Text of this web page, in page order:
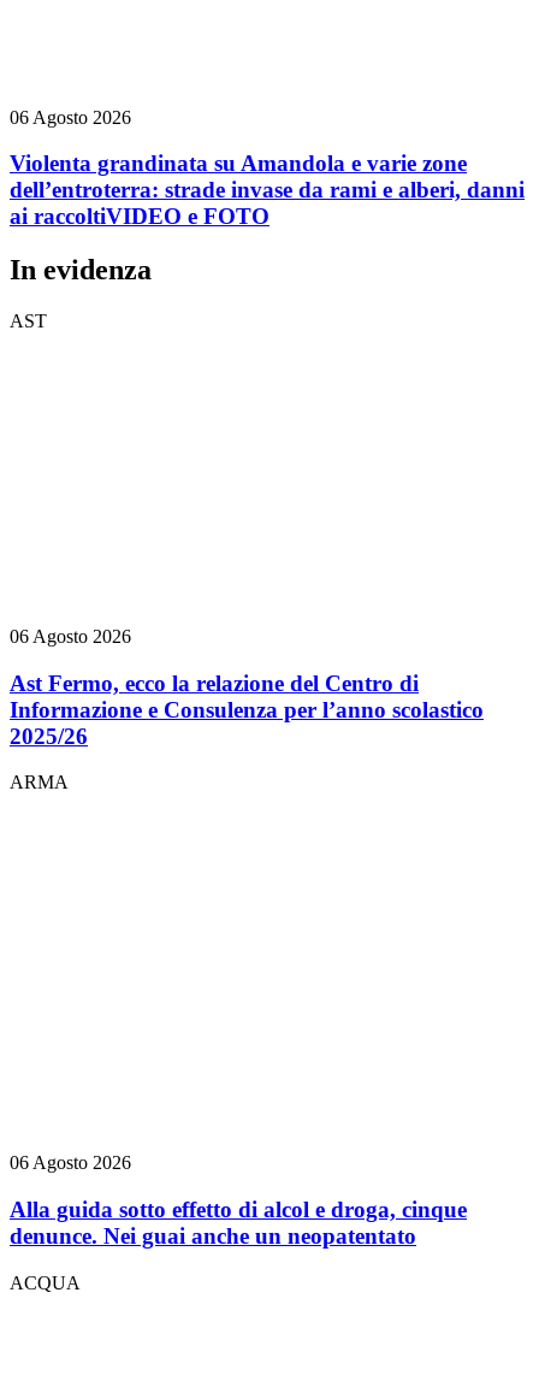
06 Agosto 2026
Violenta grandinata su Amandola e varie zone
dell’entroterra: strade invase da rami e alberi, danni
ai raccoltiVIDEO e FOTO
In evidenza
AST
06 Agosto 2026
Ast Fermo, ecco la relazione del Centro di
Informazione e Consulenza per l’anno scolastico
2025/26
ARMA
06 Agosto 2026
Alla guida sotto effetto di alcol e droga, cinque
denunce. Nei guai anche un neopatentato
ACQUA